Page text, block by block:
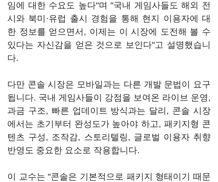
임에 대한 수요도 높다"며 "국내 게임사들도 해외 전
시와 북미·유럽 출시 경험을 통해 현지 이용자에 대
한 정보를 얻으면서, 이제는 이 시장에 도전해 볼 수
있다는 자신감을 얻은 것으로 보인다"고 설명했습니
다.
다만 콘솔 시장은 모바일과는 다른 개발 문법이 요구
됩니다. 국내 게임사들이 강점을 보여온 라이브 운영,
과금 구조, 빠른 업데이트 방식과는 달리, 콘솔 시장
에서는 초기부터 완성도가 높아야 하고, 패키지형 콘
텐츠 구성, 조작감, 스토리텔링, 글로벌 이용자 취향
반영도 중요한 요소로 작용합니다.
이 교수는 "콘솔은 기본적으로 패키지 형태이기 때문